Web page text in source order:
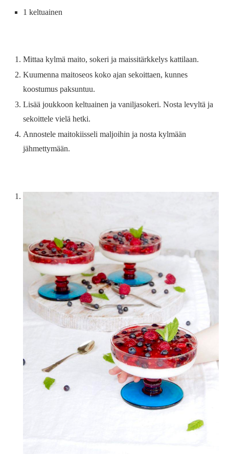
1 keltuainen
Mittaa kylmä maito, sokeri ja maissitärkkelys kattilaan.
Kuumenna maitoseos koko ajan sekoittaen, kunnes
koostumus paksuntuu.
Lisää joukkoon keltuainen ja vaniljasokeri. Nosta levyltä ja
sekoittele vielä hetki.
Annostele maitokiisseli maljoihin ja nosta kylmään
jähmettymään.